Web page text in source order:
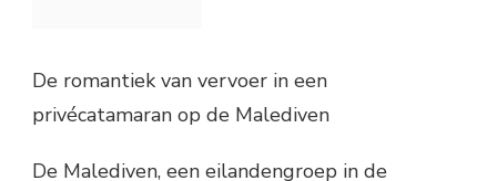
De romantiek van vervoer in een
privécatamaran op de Malediven
De Malediven, een eilandengroep in de